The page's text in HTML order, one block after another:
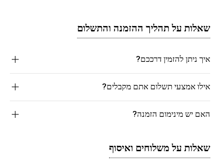
שאלות על תהליך ההזמנה והתשלום
איך ניתן להזמין דרככם?
אילו אמצעי תשלום אתם מקבלים?
האם יש מינימום הזמנה?
שאלות על משלוחים ואיסוף